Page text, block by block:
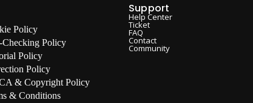
Policy
Checking Policy
Policy
Policy
& Copyright Policy
& Conditions
Support
Help Center
Ticket
FAQ
Contact
Community